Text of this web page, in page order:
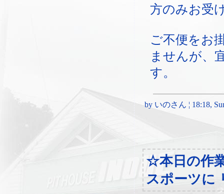
方のみお受
ご不便をお
ませんが、
す。
by いのさん ¦ 18:18,
☆本日の作
スポーツに